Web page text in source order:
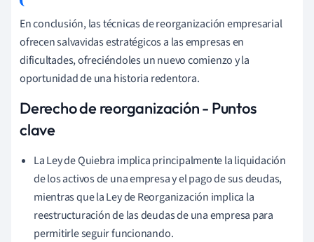
En conclusión, las técnicas de reorganización empresarial
ofrecen salvavidas estratégicos a las empresas en
dificultades, ofreciéndoles un nuevo comienzo y la
oportunidad de una historia redentora.
Derecho de reorganización - Puntos
clave
La Ley de Quiebra implica principalmente la liquidación
de los activos de una empresa y el pago de sus deudas,
mientras que la Ley de Reorganización implica la
reestructuración de las deudas de una empresa para
permitirle seguir funcionando.